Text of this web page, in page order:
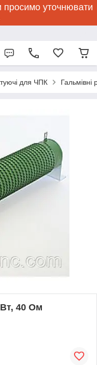
просимо уточнювати
для ЧПК Гальмівні
40 Ом